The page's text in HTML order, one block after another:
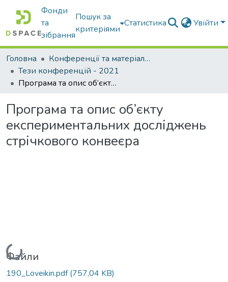
Фонди
та
зібрання
Пошук за
критеріями
Статистика Увійти
Головна
Конференції та матеріали конференцій
Тези конференцій - 2021
Програма та опис об’єкту експериментальних досліджень стрічкового конвеєра
Програма та опис об’єкту
експериментальних досліджень
стрічкового конвеєра
Вантажиться...
Файли
190_Loveikin.pdf(757,04 KB)